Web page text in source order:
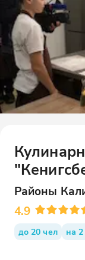
Районы
4.9
до 20 чел на